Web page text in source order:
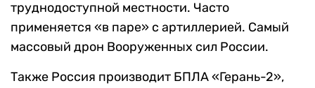
труднодоступной местности. Часто
применяется «в паре» с артиллерией. Самый
массовый дрон Вооруженных сил России.
Также Россия производит БПЛА «Герань-2»,